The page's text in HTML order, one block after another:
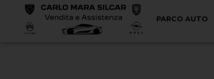
PARCO AUTO
< Torna Indietro